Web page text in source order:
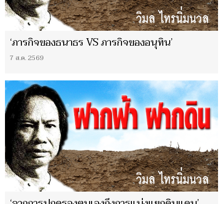
‘ภารกิจของธนาธร VS ภารกิจของอนุทิน’
7 ส.ค. 2569